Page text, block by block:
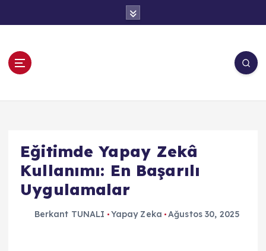
a
OEM Tekno
Eğitimde Yapay Zekâ
Kullanımı: En Başarılı
Uygulamalar
Berkant TUNALI Yapay Zeka Ağustos 30, 2025